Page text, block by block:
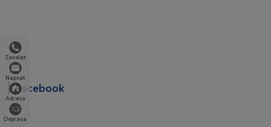
Zavolat
Napsat
Adresa
Doprava
Facebook